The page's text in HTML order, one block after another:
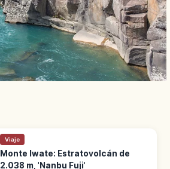
Viaje
Monte Iwate: Estratovolcán de
2.038 m, 'Nanbu Fuji'